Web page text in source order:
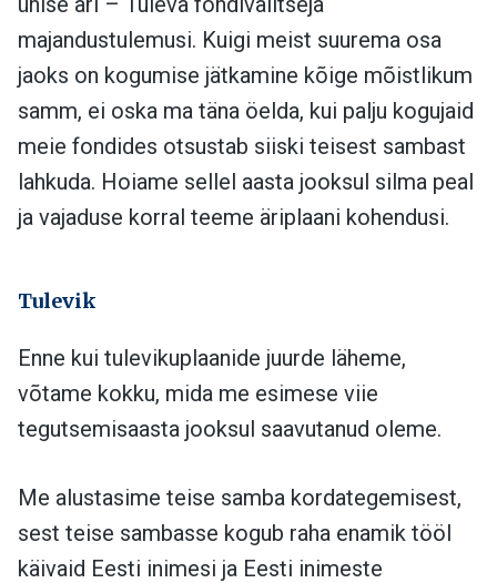
majandustulemusi. Kuigi meist suurema osa
jaoks on kogumise jätkamine kõige mõistlikum
samm, ei oska ma täna öelda, kui palju kogujaid
meie fondides otsustab siiski teisest sambast
lahkuda. Hoiame sellel aasta jooksul silma peal
ja vajaduse korral teeme äriplaani kohendusi.
Tulevik
Enne kui tulevikuplaanide juurde läheme,
võtame kokku, mida me esimese viie
tegutsemisaasta jooksul saavutanud oleme.
Me alustasime teise samba kordategemisest,
sest teise sambasse kogub raha enamik tööl
käivaid Eesti inimesi ja Eesti inimeste